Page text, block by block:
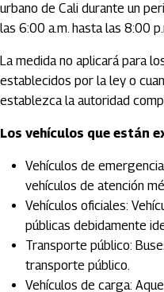
urbano de Cali durante un
las 6:00 a.m. hasta las 8:00
La medida no aplicará para
establecidos por la ley o
establezca la autoridad
Los vehículos que están
Vehículos de
vehículos de atención
Vehículos oficiales:
públicas debidamente
Transporte público:
transporte público.
Vehículos de carga: